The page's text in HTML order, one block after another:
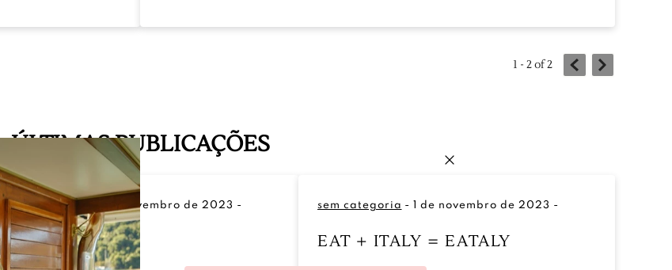
1 - 2of2
ÚLTIMAS PUBLICAÇÕES
sem categoria 1 de novembro de 2023 -
AQUA
sem categoria -1 de novembro de 2023 -
EAT + ITALY = EATALY